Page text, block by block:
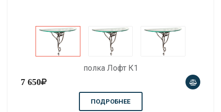
полка Лофт К1
7 650
ПОДРОБНЕЕ